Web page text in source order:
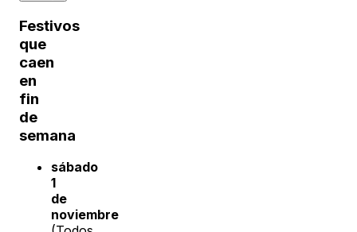
Festivos
que
caen
en
fin
de
semana
sábado
1
de
noviembre